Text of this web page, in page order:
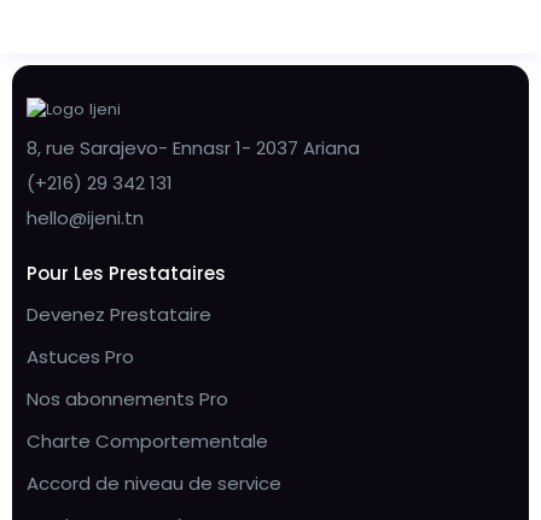
8, rue Sarajevo- Ennasr 1- 2037 Ariana
(+216) 29 342 131
hello@ijeni.tn
Pour Les Prestataires
Devenez Prestataire
Astuces Pro
Nos abonnements Pro
Charte Comportementale
Accord de niveau de service